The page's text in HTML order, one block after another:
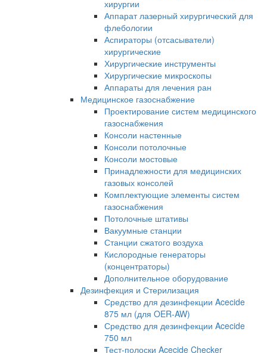
хирургии
Аппарат лазерный хирургический для
флебологии
Аспираторы (отсасыватели)
хирургические
Хирургические инструменты
Хирургические микроскопы
Аппараты для лечения ран
Медицинское газоснабжение
Проектирование систем медицинского
газоснабжения
Консоли настенные
Консоли потолочные
Консоли мостовые
Принадлежности для медицинских
газовых консолей
Комплектующие элементы систем
газоснабжения
Потолочные штативы
Вакуумные станции
Станции сжатого воздуха
Кислородные генераторы
(концентраторы)
Дополнительное оборудование
Дезинфекция и Стерилизация
Средство для дезинфекции Acecide
875 мл (для OER-AW)
Средство для дезинфекции Acecide
750 мл
Тест-полоски Acecide Checker